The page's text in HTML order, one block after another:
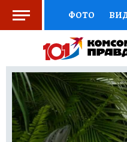
ФОТО
ВЫБОР
КНИЖНАЯ
ПРЕСС-